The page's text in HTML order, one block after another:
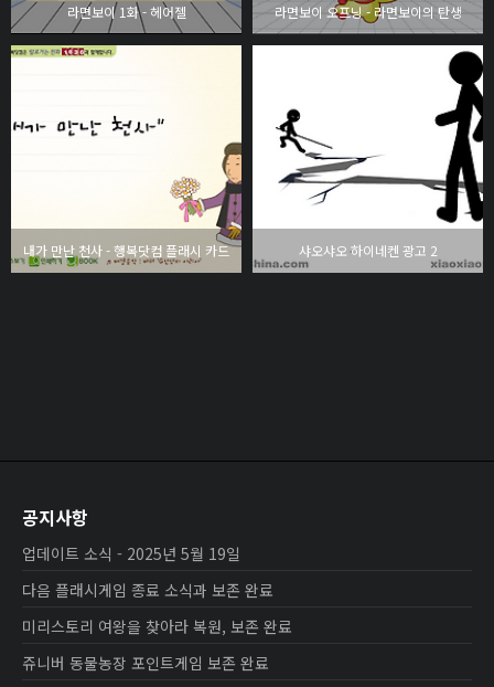
라면보이 1화 - 헤어젤 라면보이 오프닝 - 라면보이의 탄생
내가 만난 천사 - 행복닷컴 플래시 카드 샤오샤오 하이네켄 광고 2
공지사항
업데이트 소식 - 2025년 5월 19일
다음 플래시게임 종료 소식과 보존 완료
미리스토리 여왕을 찾아라 복원, 보존 완료
쥬니버 동물농장 포인트게임 보존 완료